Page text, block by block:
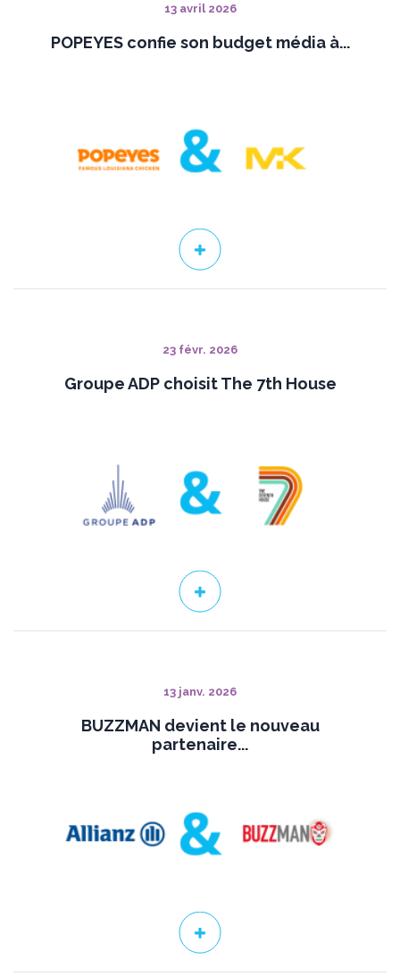
13 avril 2026
POPEYES confie son budget média à...
23 févr. 2026
Groupe ADP choisit The 7th House
13 janv. 2026
BUZZMAN devient le nouveau
partenaire...